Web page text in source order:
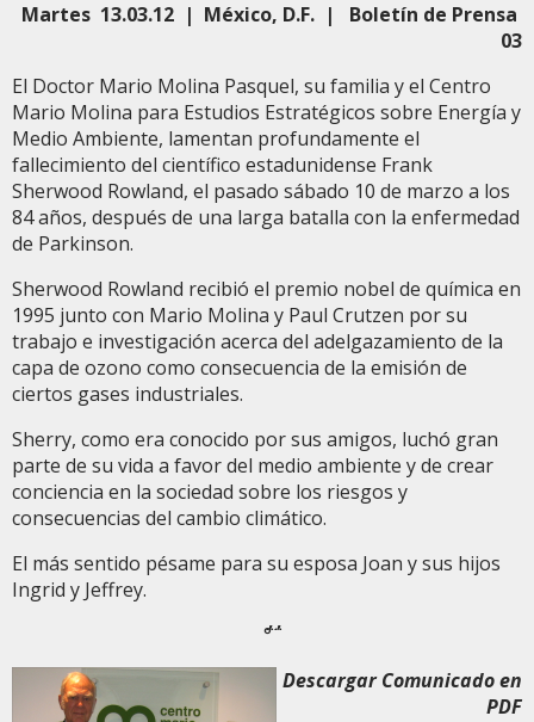
Martes 13.03.12 | México, D.F. | Boletín de Prensa
03
El Doctor Mario Molina Pasquel, su familia y el Centro
Mario Molina para Estudios Estratégicos sobre Energía y
Medio Ambiente, lamentan profundamente el
fallecimiento del científico estadunidense Frank
Sherwood Rowland, el pasado sábado 10 de marzo a los
84 años, después de una larga batalla con la enfermedad
de Parkinson.
Sherwood Rowland recibió el premio nobel de química en
1995 junto con Mario Molina y Paul Crutzen por su
trabajo e investigación acerca del adelgazamiento de la
capa de ozono como consecuencia de la emisión de
ciertos gases industriales.
Sherry, como era conocido por sus amigos, luchó gran
parte de su vida a favor del medio ambiente y de crear
conciencia en la sociedad sobre los riesgos y
consecuencias del cambio climático.
El más sentido pésame para su esposa Joan y sus hijos
Ingrid y Jeffrey.
΅΅΅΅΅°΅΅΅΅΅
Descargar Comunicado en
PDF